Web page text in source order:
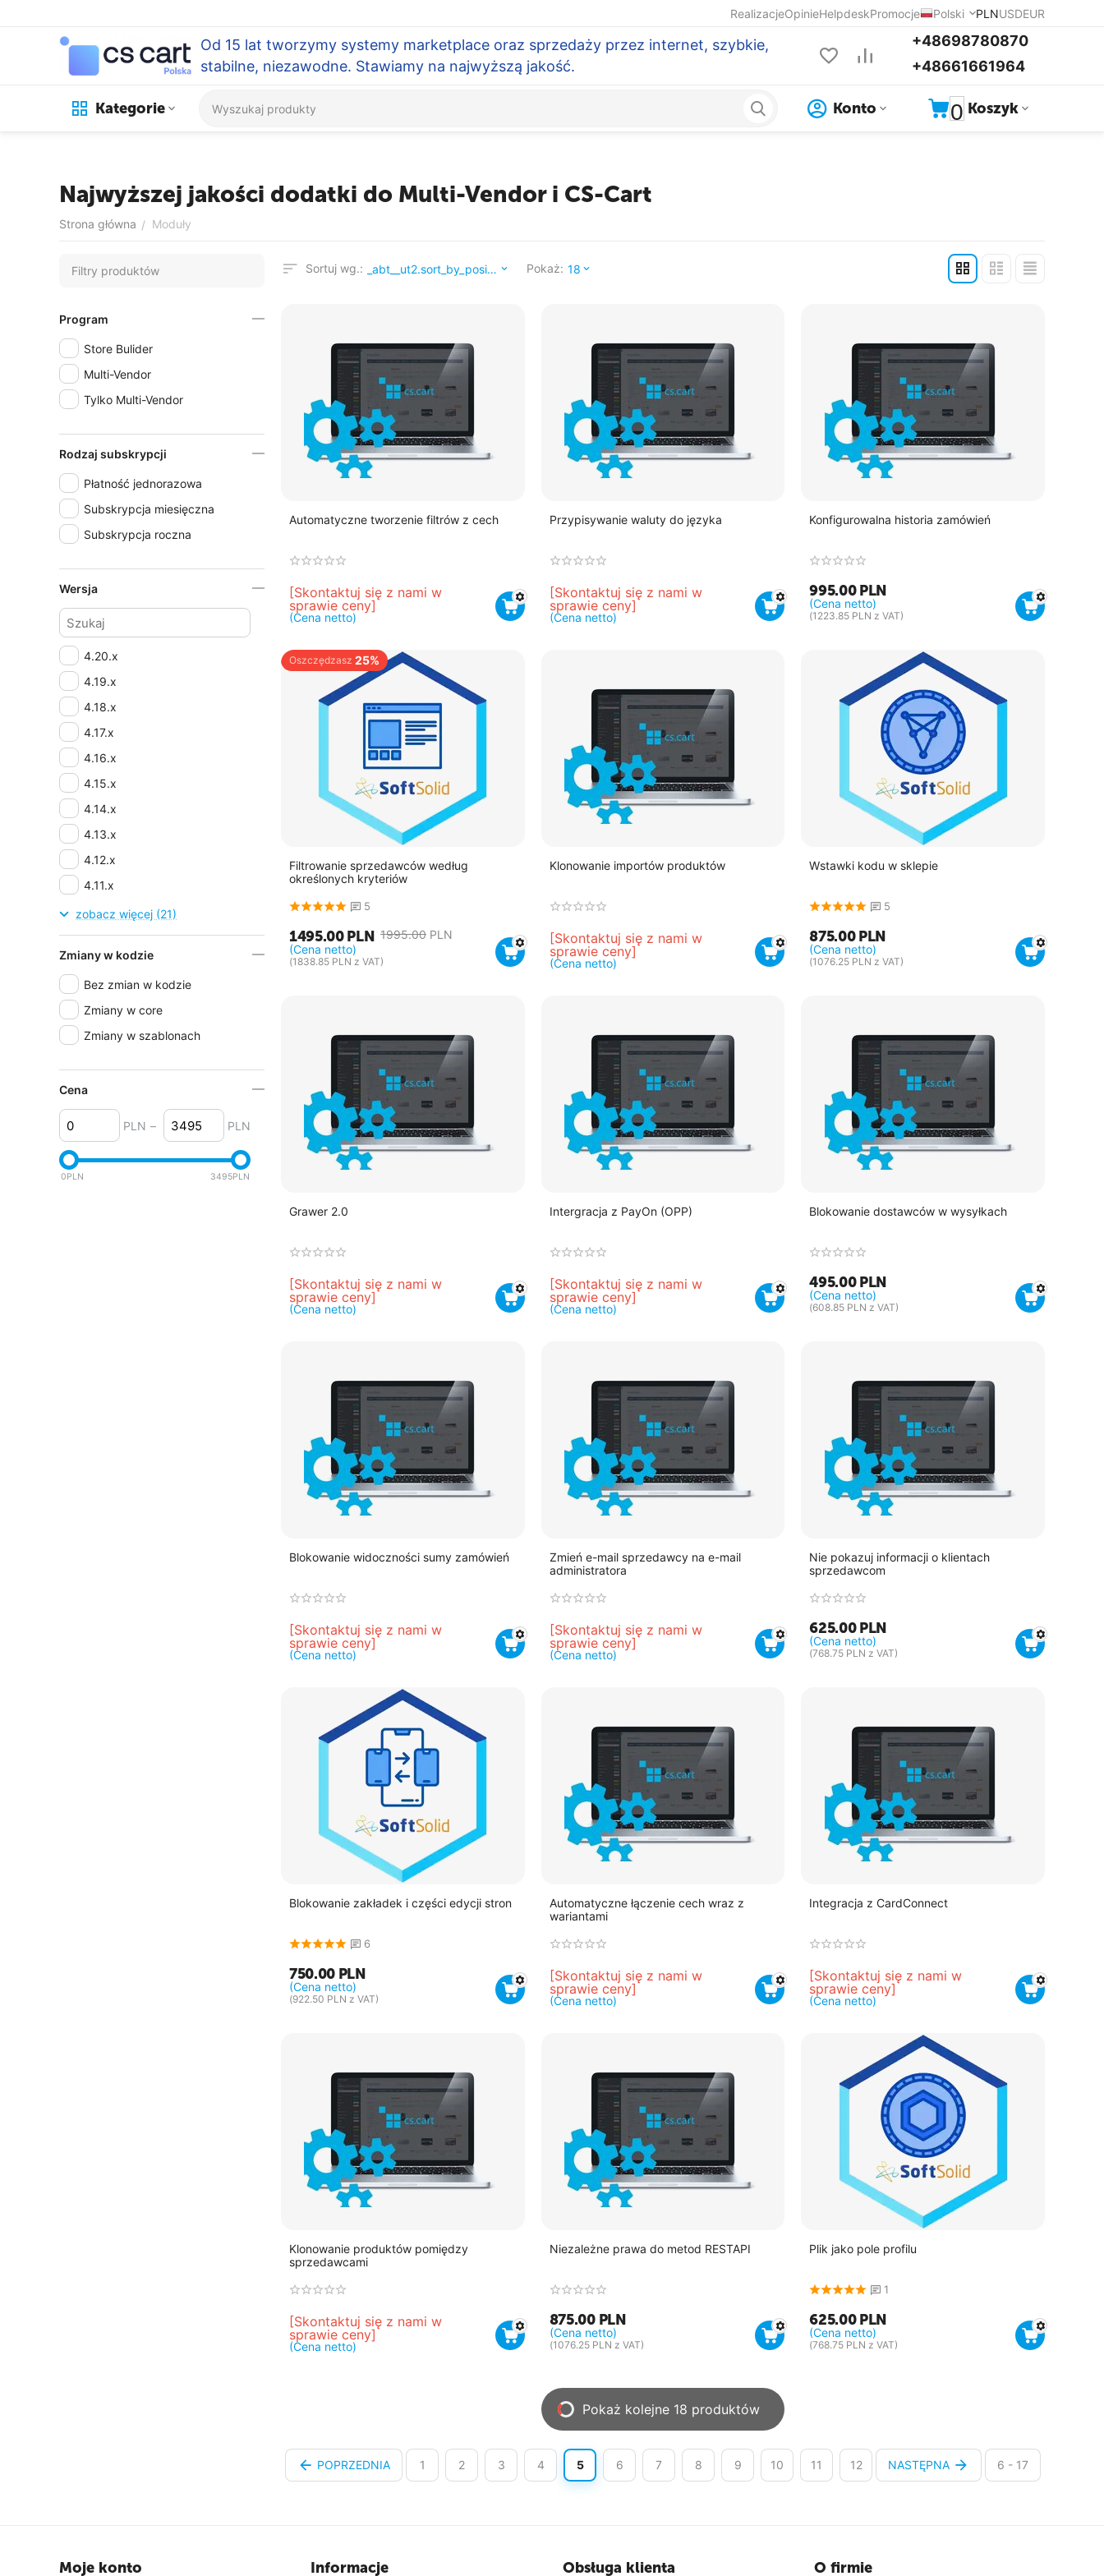
RealizacjeOpinieHelpdeskPromocje Polski PLNUSDEUR
Od 15 lat tworzymy systemy marketplace oraz sprzedaży przez internet, szybkie,
stabilne, niezawodne. Stawiamy na najwyższą jakość.
+48698780870
+48661661964
Kategorie 0 Koszyk
Konto
Najwyższej jakości dodatki do Multi-Vendor i CS-Cart
Strona główna / Moduły
Sortuj wg.: _abt__ut2.sort_by_position_ Pokaż: 18
Automatyczne tworzenie filtrów z cech
[Skontaktuj się z nami w
sprawie ceny]
(Cena netto)
Przypisywanie waluty do języka
[Skontaktuj się z nami w
sprawie ceny]
(Cena netto)
Konfigurowalna historia zamówień
995.00 PLN
(Cena netto)
(1223.85 PLN z VAT)
Oszczędzasz 25%
Filtrowanie sprzedawców według
określonych kryteriów
5
1995.00 PLN
1495.00 PLN
(Cena netto)
(1838.85 PLN z VAT)
Klonowanie importów produktów
[Skontaktuj się z nami w
sprawie ceny]
(Cena netto)
Wstawki kodu w sklepie
5
875.00 PLN
(Cena netto)
(1076.25 PLN z VAT)
Grawer 2.0
[Skontaktuj się z nami w
sprawie ceny]
(Cena netto)
Intergracja z PayOn (OPP)
[Skontaktuj się z nami w
sprawie ceny]
(Cena netto)
Blokowanie dostawców w wysyłkach
495.00 PLN
(Cena netto)
(608.85 PLN z VAT)
Blokowanie widoczności sumy zamówień
[Skontaktuj się z nami w
sprawie ceny]
(Cena netto)
Zmień e-mail sprzedawcy na e-mail
administratora
[Skontaktuj się z nami w
sprawie ceny]
(Cena netto)
Nie pokazuj informacji o klientach
sprzedawcom
625.00 PLN
(Cena netto)
(768.75 PLN z VAT)
Blokowanie zakładek i części edycji stron
6
750.00 PLN
(Cena netto)
(922.50 PLN z VAT)
Automatyczne łączenie cech wraz z
wariantami
[Skontaktuj się z nami w
sprawie ceny]
(Cena netto)
Integracja z CardConnect
[Skontaktuj się z nami w
sprawie ceny]
(Cena netto)
Klonowanie produktów pomiędzy
sprzedawcami
[Skontaktuj się z nami w
sprawie ceny]
(Cena netto)
Niezależne prawa do metod RESTAPI
875.00 PLN
(Cena netto)
(1076.25 PLN z VAT)
Plik jako pole profilu
1
625.00 PLN
(Cena netto)
(768.75 PLN z VAT)
Pokaż kolejne 18 produktów
POPRZEDNIA 1 2 3 4 5 6 7 8 9 10 11 12 NASTĘPNA 6 - 17
Filtry produktów
Program
Store Bulider
Multi-Vendor
Tylko Multi-Vendor
Rodzaj subskrypcji
Płatność jednorazowa
Subskrypcja miesięczna
Subskrypcja roczna
Wersja
4.20.x
4.19.x
4.18.x
4.17.x
4.16.x
4.15.x
4.14.x
4.13.x
4.12.x
4.11.x
4.10.x
4.9.x
4.8.x
4.7.x
4.6.x
4.5.x
4.3.x
4.2.x
4.1.x
4.0.x
zobacz więcej (21)
Zmiany w kodzie
Bez zmian w kodzie
Zmiany w core
Zmiany w szablonach
Cena
PLN – PLN
0PLN 3495PLN
Moje konto Informacje Obsługa klienta O firmie